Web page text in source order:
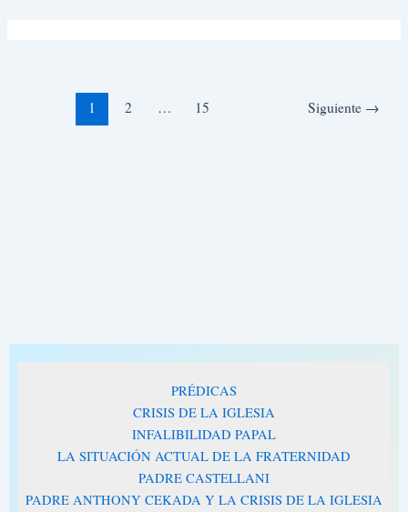
1 2 … 15 Siguiente →
PRÉDICAS
CRISIS DE LA IGLESIA
INFALIBILIDAD PAPAL
LA SITUACIÓN ACTUAL DE LA FRATERNIDAD
PADRE CASTELLANI
PADRE ANTHONY CEKADA Y LA CRISIS DE LA IGLESIA